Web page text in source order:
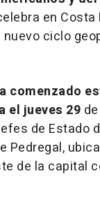
en
nuevo ciclo
comenzado
el jueves 29
de Estado
Pedregal,
de la capital